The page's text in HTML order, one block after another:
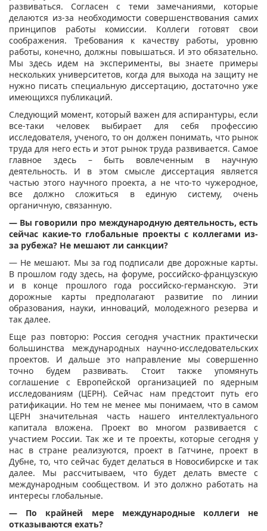
развиваться. Согласен с теми замечаниями, которые
делаются из-за необходимости совершенствования самих
принципов работы комиссии. Коллеги готовят свои
соображения. Требования к качеству работы, уровню
работы, конечно, должны повышаться. И это обязательно.
Мы здесь идем на эксперименты, вы знаете примеры
нескольких университетов, когда для выхода на защиту не
нужно писать специальную диссертацию, достаточно уже
имеющихся публикаций.
Следующий момент, который важен для аспирантуры, если
все-таки человек выбирает для себя профессию
исследователя, ученого, то он должен понимать, что рынок
труда для него есть и этот рынок труда развивается. Самое
главное здесь – быть вовлеченным в научную
деятельность. И в этом смысле диссертация является
частью этого научного проекта, а не что-то чужеродное,
все должно сложиться в единую систему, очень
органичную, связанную.
— Вы говорили про международную деятельность, есть
сейчас какие-то глобальные проекты с коллегами из-
за рубежа? Не мешают ли санкции?
— Не мешают. Мы за год подписали две дорожные карты.
В прошлом году здесь, на форуме, российско-французскую
и в конце прошлого года российско-германскую. Эти
дорожные карты предполагают развитие по линии
образования, науки, инноваций, молодежного резерва и
так далее.
Еще раз повторю: Россия сегодня участник практически
большинства международных научно-исследовательских
проектов. И дальше это направление мы совершенно
точно будем развивать. Стоит также упомянуть
соглашение с Европейской организацией по ядерным
исследованиям (ЦЕРН). Сейчас нам предстоит путь его
ратификации. Но тем не менее мы понимаем, что в самом
ЦЕРН значительная часть нашего интеллектуального
капитала вложена. Проект во многом развивается с
участием России. Так же и те проекты, которые сегодня у
нас в стране реализуются, проект в Гатчине, проект в
Дубне, то, что сейчас будет делаться в Новосибирске и так
далее. Мы рассчитываем, что будет делать вместе с
международным сообществом. И это должно работать на
интересы глобальные.
— По крайней мере международные коллеги не
отказываются ехать?